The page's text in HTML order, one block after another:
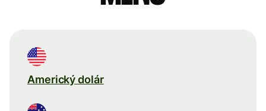
Americký dolár